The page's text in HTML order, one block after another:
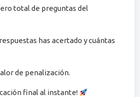
total de preguntas del
has acertado y cuántas
de penalización.
final al instante!